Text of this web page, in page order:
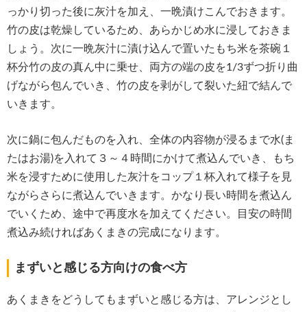
っかり切った後に灰汁を加え、一晩漬けこんでおきます。
竹の皮は乾燥しているため、あらかじめ水に浸しておきま
しょう。次に一晩灰汁に漬け込んで置いたもち米を茶碗１
杯分竹の皮の真ん中に乗せ、両方の端の皮を1/3ずつ折り曲
げながら包んでいき、竹の皮を剥がして裂いた紐で結んで
いきます。
次に鍋に包んだものを入れ、全体の内容物が浸るまで水(ま
たはお湯)を入れて３～４時間にかけて煮込んでいき、もち
米を浸すために使用した灰汁をコップ１杯入れて様子を見
ながらさらに煮込んでいきます。かなり長い時間を煮込ん
でいくため、途中で再度水を加えてください。目安の時間
煮込み続ければあくまきの完成になります。
まずいと感じる方向けの食べ方
あくまきをどうしてもまずいと感じる方は、アレンジとし